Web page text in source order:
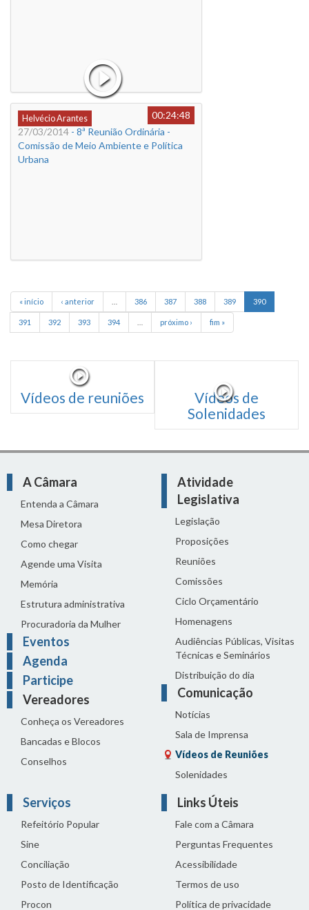
Helvécio Arantes
00:24:48
27/03/2014 - 8ª Reunião Ordinária -
Comissão de Meio Ambiente e Política
Urbana
« início ‹ anterior 386 387 388 389 390
391 392 393 394 próximo › fim »
Vídeos de reuniões
Vídeos de
Solenidades
A Câmara
Entenda a Câmara
Mesa Diretora
Como chegar
Agende uma Visita
Memória
Estrutura administrativa
Procuradoria da Mulher
Eventos
Agenda
Participe
Vereadores
Conheça os Vereadores
Bancadas e Blocos
Conselhos
Atividade
Legislativa
Legislação
Proposições
Reuniões
Comissões
Ciclo Orçamentário
Homenagens
Audiências Públicas, Visitas
Técnicas e Seminários
Distribuição do dia
Comunicação
Notícias
Sala de Imprensa
Vídeos de Reuniões
Solenidades
Serviços
Refeitório Popular
Sine
Conciliação
Posto de Identificação
Procon
Links Úteis
Fale com a Câmara
Perguntas Frequentes
Acessibilidade
Termos de uso
Política de privacidade